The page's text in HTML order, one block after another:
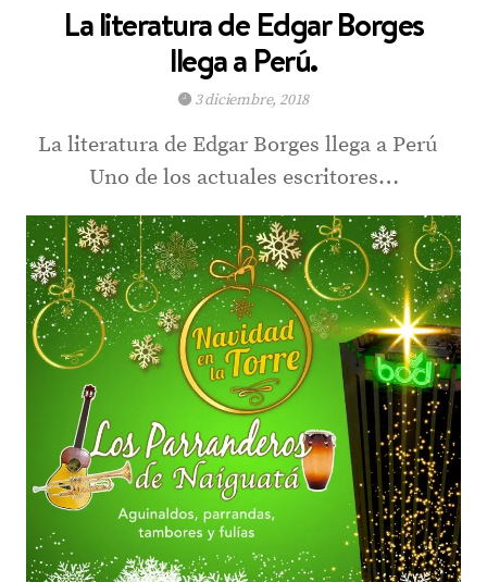
La literatura de Edgar Borges
llega a Perú.
3 diciembre, 2018
La literatura de Edgar Borges llega a Perú
Uno de los actuales escritores…